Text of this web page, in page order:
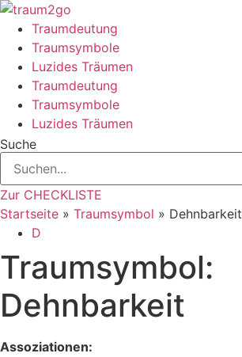
Zum
Inhalt
springen
Traumdeutung
Traumsymbole
Luzides Träumen
Traumdeutung
Traumsymbole
Luzides Träumen
Suche
Zur CHECKLISTE
Startseite » Traumsymbol » Dehnbarkeit
D
Traumsymbol:
Dehnbarkeit
Assoziationen: